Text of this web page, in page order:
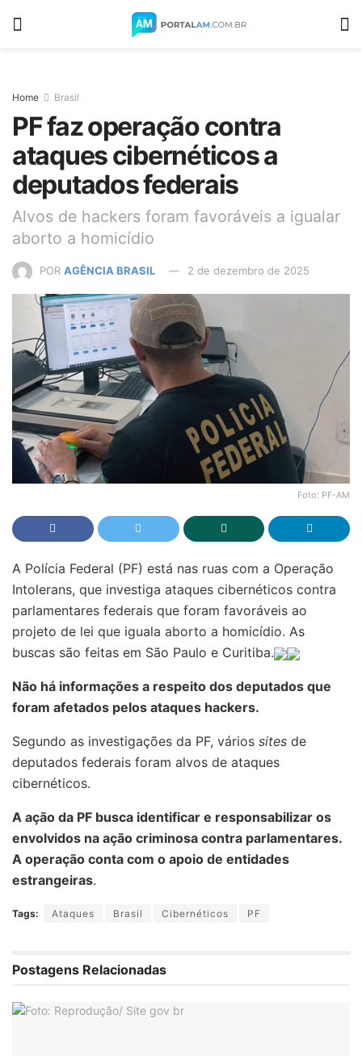
Home Brasil
PF faz operação contra
ataques cibernéticos a
deputados federais
Alvos de hackers foram favoráveis a igualar
aborto a homicídio
POR AGÊNCIA BRASIL 2 de dezembro de 2025
Foto: PF-AM
A Polícia Federal (PF) está nas ruas com a Operação
Intolerans, que investiga ataques cibernéticos contra
parlamentares federais que foram favoráveis ao
projeto de lei que iguala aborto a homicídio. As
buscas são feitas em São Paulo e Curitiba.
Não há informações a respeito dos deputados que
foram afetados pelos ataques hackers.
Segundo as investigações da PF, vários sites de
deputados federais foram alvos de ataques
cibernéticos.
A ação da PF busca identificar e responsabilizar os
envolvidos na ação criminosa contra parlamentares.
A operação conta com o apoio de entidades
estrangeiras.
Tags: Ataques Brasil Cibernéticos PF
Postagens Relacionadas